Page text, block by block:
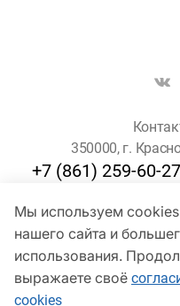
Мы используем
нашего сайта и
использования.
выражаете своё
cookies
350000, г.
+7 (861) 259-60-27
Для
©
Сетевое издание «kubnews»
службой по надзору в
и массовых коммуникаций